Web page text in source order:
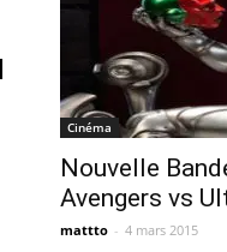
Cinéma
Nouvelle
Avengers vs
mattto - 4 mars 2015